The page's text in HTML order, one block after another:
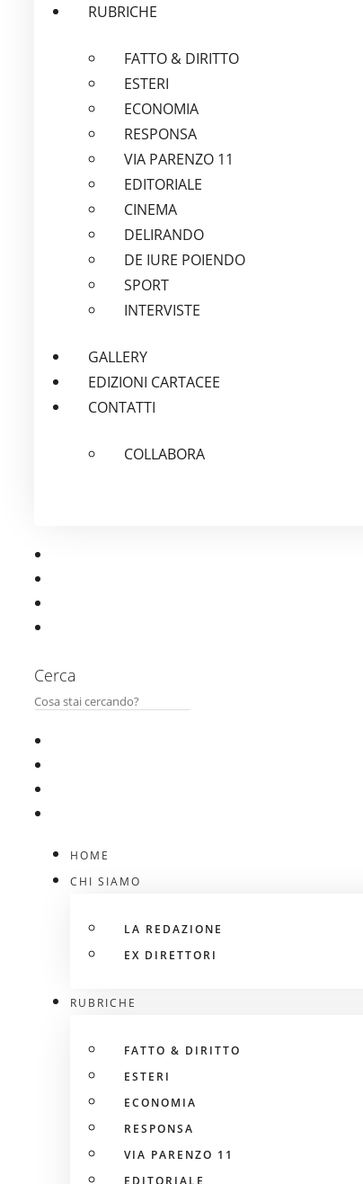
RUBRICHE
FATTO & DIRITTO
ESTERI
ECONOMIA
RESPONSA
VIA PARENZO 11
EDITORIALE
CINEMA
DELIRANDO
DE IURE POIENDO
SPORT
INTERVISTE
GALLERY
EDIZIONI CARTACEE
CONTATTI
COLLABORA
Cerca
HOME
CHI SIAMO
LA REDAZIONE
EX DIRETTORI
RUBRICHE
FATTO & DIRITTO
ESTERI
ECONOMIA
RESPONSA
VIA PARENZO 11
EDITORIALE